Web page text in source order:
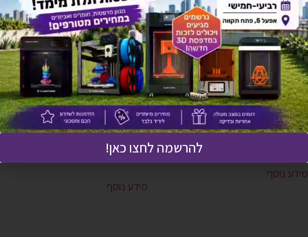
אזל זמנית
eASA eSUN – צבע לבן
מידע נוסף
אזל זמנית
אדום אש
₪120
מידע נוסף
להרשמה לחצו כאן!